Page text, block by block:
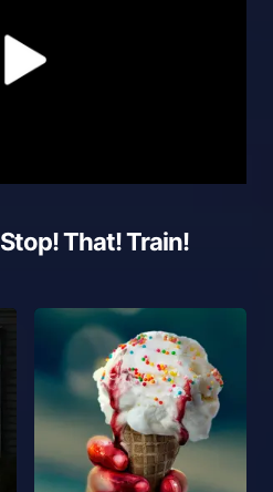
Stop! That! Train!